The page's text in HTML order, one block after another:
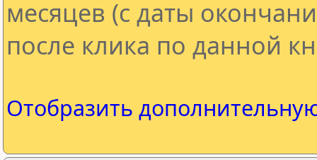
месяцев (с даты
после клика по данной
Отобразить